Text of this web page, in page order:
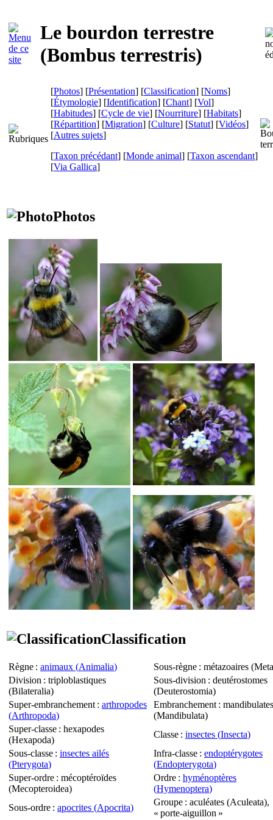
Le bourdon terrestre
(Bombus terrestris)
[Photos] [Présentation] [Classification] [Noms]
[Étymologie] [Identification] [Chant] [Vol]
[Habitudes] [Cycle de vie] [Nourriture] [Habitats]
[Répartition] [Migration] [Culture] [Statut] [Vidéos]
[Autres sujets]
[Taxon précédant] [Monde animal] [Taxon ascendant]
[Via Gallica]
Photos
Classification
Règne : animaux (Animalia) Sous-règne : métazoaires (
Division : triploblastiques
(Bilateralia)
Sous-division : deutérostomes
(Deuterostomia)
Super-embranchement : arthropodes
(Arthropoda)
Embranchement : mandibulates
(Mandibulata)
Super-classe : hexapodes
(Hexapoda)
Classe : insectes (Insecta)
Sous-classe : insectes ailés
(Pterygota)
Infra-classe : endoptérygotes
(Endopterygota)
Super-ordre : mécoptéroïdes
(Mecopteroidea)
Ordre : hyménoptères
(Hymenoptera)
Sous-ordre : apocrites (Apocrita)
Groupe : aculéates (Aculeata),
« porte-aiguillon »